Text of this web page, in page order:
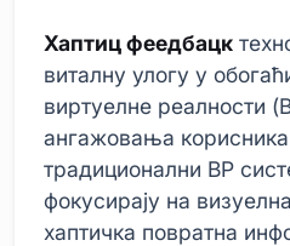
Хаптиц феедбацк
виталну улогу у
виртуелне реалности
ангажовања
традиционални ВР
фокусирају на
хаптичка повратна